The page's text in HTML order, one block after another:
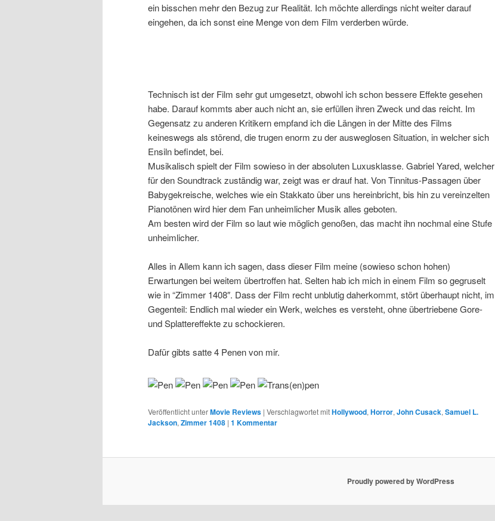
ein bisschen mehr den Bezug zur Realität. Ich möchte allerdings nicht weiter darauf
eingehen, da ich sonst eine Menge von dem Film verderben würde.
Technisch ist der Film sehr gut umgesetzt, obwohl ich schon bessere Effekte gesehen
habe. Darauf kommts aber auch nicht an, sie erfüllen ihren Zweck und das reicht. Im
Gegensatz zu anderen Kritikern empfand ich die Längen in der Mitte des Films
keineswegs als störend, die trugen enorm zu der ausweglosen Situation, in welcher sich
Ensiln befindet, bei.
Musikalisch spielt der Film sowieso in der absoluten Luxusklasse. Gabriel Yared, welcher
für den Soundtrack zuständig war, zeigt was er drauf hat. Von Tinnitus-Passagen über
Babygekreische, welches wie ein Stakkato über uns hereinbricht, bis hin zu vereinzelten
Pianotönen wird hier dem Fan unheimlicher Musik alles geboten.
Am besten wird der Film so laut wie möglich genoßen, das macht ihn nochmal eine Stufe
unheimlicher.
Alles in Allem kann ich sagen, dass dieser Film meine (sowieso schon hohen)
Erwartungen bei weitem übertroffen hat. Selten hab ich mich in einem Film so gegruselt
wie in “Zimmer 1408″. Dass der Film recht unblutig daherkommt, stört überhaupt nicht, im
Gegenteil: Endlich mal wieder ein Werk, welches es versteht, ohne übertriebene Gore-
und Splattereffekte zu schockieren.
Dafür gibts satte 4 Penen von mir.
Veröffentlicht unterMovie Reviews | Verschlagwortet mitHollywood, Horror, John Cusack, Samuel L.
Jackson, Zimmer 1408 | 1 Kommentar
Proudly powered by WordPress